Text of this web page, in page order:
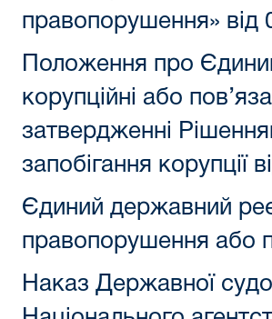
правопорушення»
Положення про
корупційні або
затвердженні
запобігання корупції
Єдиний державний
правопорушення або
Наказ Державної